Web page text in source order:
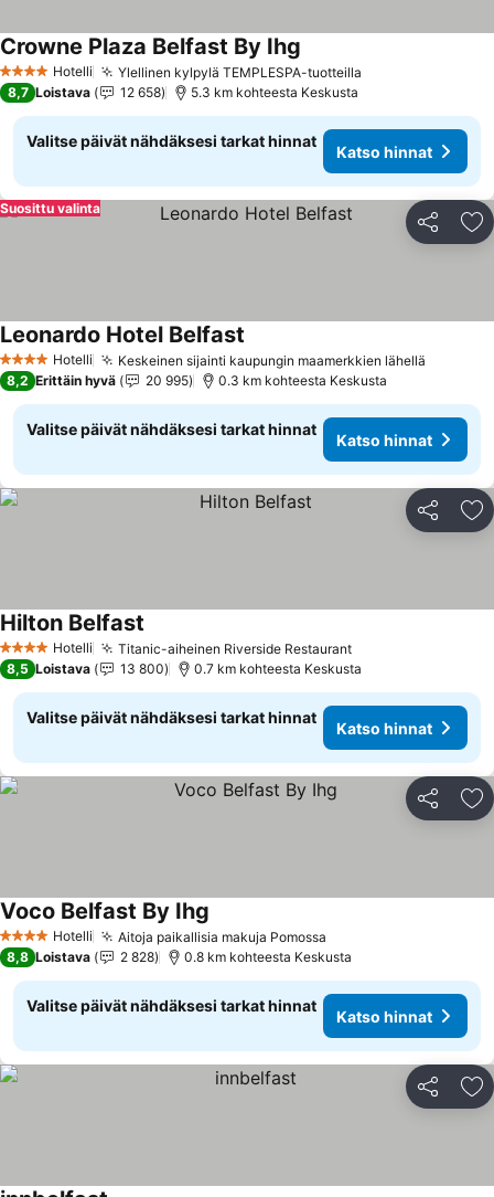
4 Tähtiluokitus
Hotelli Ylellinen kylpylä TEMPLESPA-tuotteilla
Crowne Plaza Belfast By Ihg
8,7 Loistava 12 658 5.3 km kohteesta Keskusta
Valitse päivät nähdäksesi tarkat hinnat
Katso hinnat
Jaa
Suosittu valinta
4 Tähtiluokitus
Hotelli Keskeinen sijainti kaupungin maamerkkien lähellä
Leonardo Hotel Belfast
8,2 Erittäin hyvä 20 995 0.3 km kohteesta Keskusta
Valitse päivät nähdäksesi tarkat hinnat
Katso hinnat
Jaa
4 Tähtiluokitus
Hotelli Titanic-aiheinen Riverside RestaurantKatso hinnat
Hilton Belfast
8,5 Loistava 13 800 0.7 km kohteesta Keskusta
Valitse päivät nähdäksesi tarkat hinnat
Katso hinnat
Jaa
4 Tähtiluokitus
Hotelli Aitoja paikallisia makuja Pomossa
Voco Belfast By Ihg
8,8 Loistava 2 828 0.8 km kohteesta Keskusta
Valitse päivät nähdäksesi tarkat hinnat
Katso hinnat
Jaa